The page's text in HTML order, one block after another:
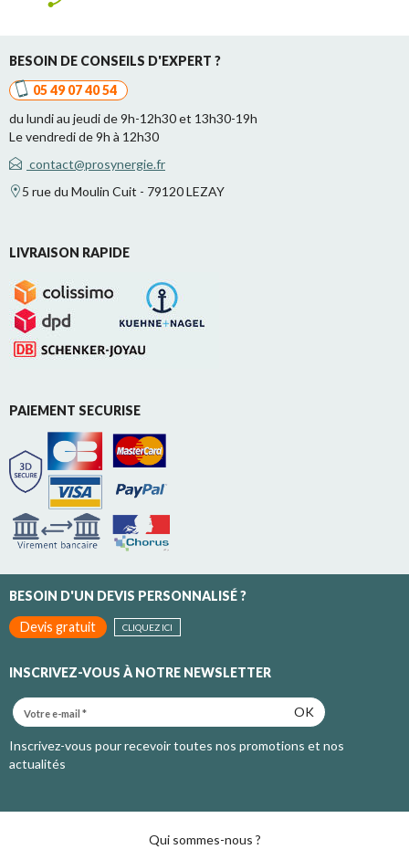
BESOIN DE CONSEILS D'EXPERT ?
05 49 07 40 54
du lundi au jeudi de 9h-12h30 et 13h30-19h
Le vendredi de 9h à 12h30
contact@prosynergie.fr
5 rue du Moulin Cuit - 79120 LEZAY
LIVRAISON RAPIDE
PAIEMENT SECURISE
BESOIN D'UN DEVIS PERSONNALISÉ ?
Devis gratuit
CLIQUEZ ICI
INSCRIVEZ-VOUS À NOTRE NEWSLETTER
OK
Inscrivez-vous pour recevoir toutes nos promotions et nos
actualités
Qui sommes-nous ?